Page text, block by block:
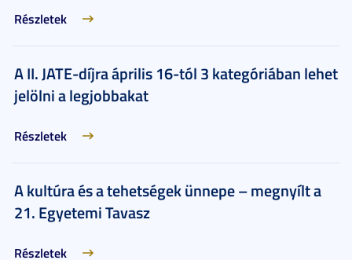
Részletek
A II. JATE-díjra április 16-tól 3 kategóriában lehet
jelölni a legjobbakat
Részletek
A kultúra és a tehetségek ünnepe – megnyílt a
21. Egyetemi Tavasz
Részletek